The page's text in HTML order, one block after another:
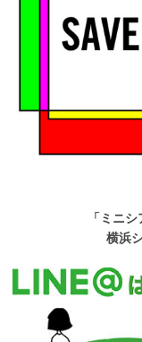
「ミニ
横浜